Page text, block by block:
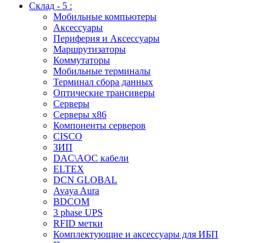
Склад - 5 :
Мобильные компьютеры
Аксессуары
Периферия и Аксессуары
Маршрутизаторы
Коммутаторы
Мобильные терминалы
Терминал сбора данных
Оптические трансиверы
Серверы
Серверы x86
Компоненты серверов
CISCO
ЗИП
DAC\AOC кабели
ELTEX
DCN GLOBAL
Avaya Aura
BDCOM
3 phase UPS
RFID метки
Комплектующие и аксессуары для ИБП